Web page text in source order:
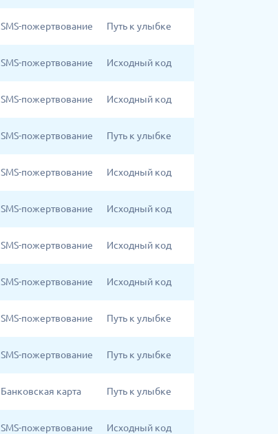
SMS-пожертвование Путь к улыбке
SMS-пожертвование Исходный код
SMS-пожертвование Исходный код
SMS-пожертвование Путь к улыбке
SMS-пожертвование Исходный код
SMS-пожертвование Исходный код
SMS-пожертвование Исходный код
SMS-пожертвование Исходный код
SMS-пожертвование Путь к улыбке
SMS-пожертвование Путь к улыбке
Банковская карта Путь к улыбке
SMS-пожертвование Исходный код